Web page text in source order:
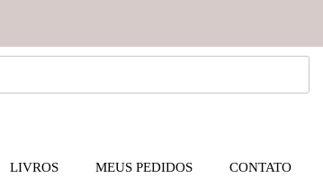
LIVROS MEUS PEDIDOS CONTATO